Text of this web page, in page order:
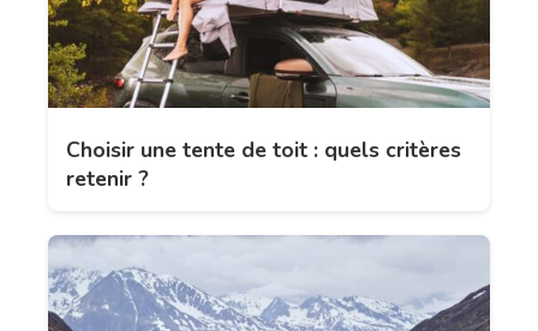
Choisir une tente de toit : quels critères
retenir ?